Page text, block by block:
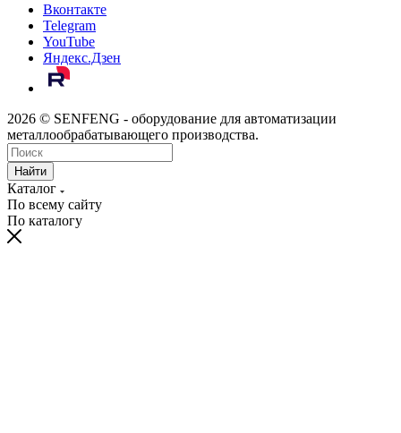
Вконтакте
Telegram
YouTube
Яндекс.Дзен
2026 © SENFENG - оборудование для автоматизации
металлообрабатывающего производства.
Найти
Каталог
По всему сайту
По каталогу